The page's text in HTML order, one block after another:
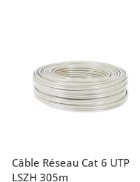
Câble Réseau Cat 6 UTP
LSZH 305m